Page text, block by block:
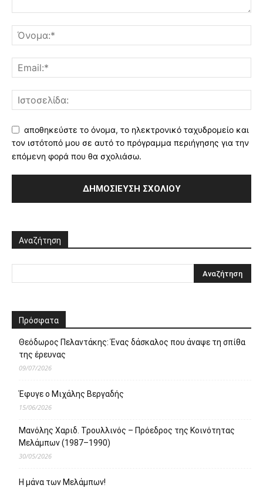
αποθηκεύστε το όνομα, το ηλεκτρονικό ταχυδρομείο και
τον ιστότοπό μου σε αυτό το πρόγραμμα περιήγησης για την
επόμενη φορά που θα σχολιάσω.
Αναζήτηση
Πρόσφατα
Θεόδωρος Πελαντάκης: Ένας δάσκαλος που άναψε τη σπίθα
της έρευνας
09/07/2026
Έφυγε ο Μιχάλης Βεργαδής
15/06/2026
Μανόλης Χαριδ. Τρουλλινός – Πρόεδρος της Κοινότητας
Μελάμπων (1987–1990)
30/05/2026
Η μάνα των Μελάμπων!